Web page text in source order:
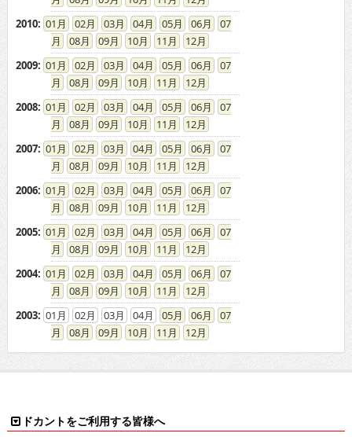
2010: 01 02 03 04 05 06
07
08
09 10 11
12
2009: 01 02 03 04 05 06
07
08
09 10 11
12
2008: 01 02 03 04 05 06
07
08
09 10 11
12
2007: 01 02 03 04 05 06
07
08
09 10 11
12
2006: 01 02 03 04 05 06
07
08
09 10 11
12
2005: 01 02 03 04 05 06
07
08
09 10 11
12
2004: 01 02 03 04 05 06
07
08
09 10 11
12
2003: 01 02 03 04 05 06
07
08
09 10 11 12
ドカントをご利用する皆様へ